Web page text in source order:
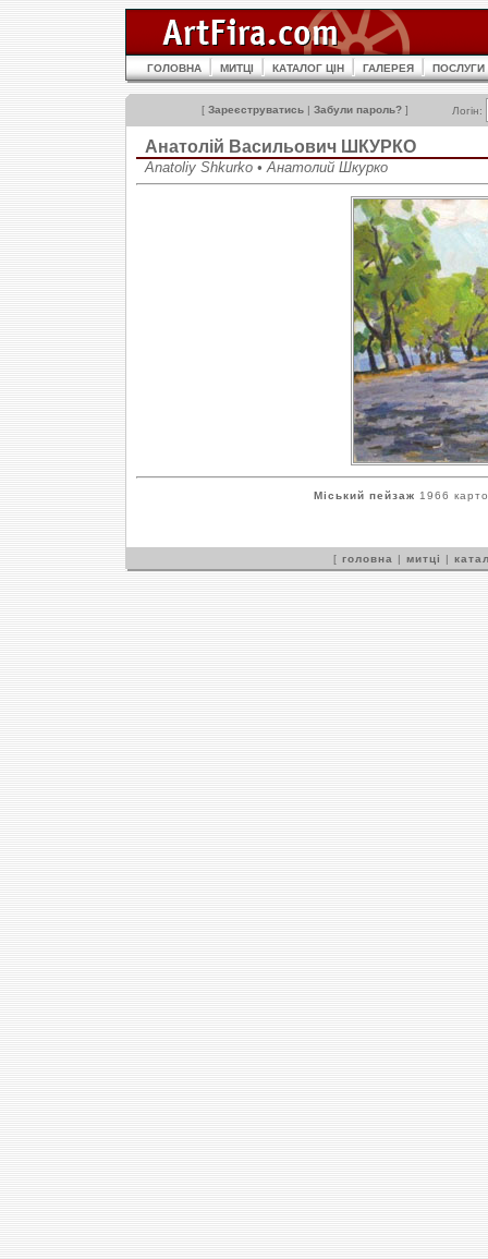
ГОЛОВНА МИТЦІ КАТАЛОГ ЦІН ГАЛЕРЕЯ ПОСЛУГИ
[ Зареєструватись | Забули пароль? ] Логін:
Анатолій Васильович ШКУРКО
Anatoliy Shkurko • Анатолий Шкурко
Міський пейзаж 1966
[ головна | митці |